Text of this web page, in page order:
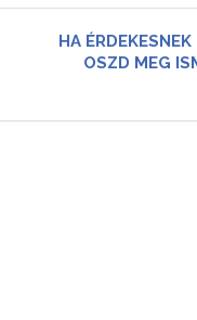
HA
OSZD MEG